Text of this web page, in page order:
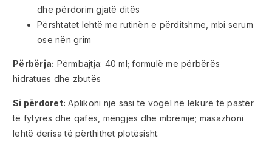
dhe përdorim gjatë ditës
Përshtatet lehtë me rutinën e përditshme, mbi serum
ose nën grim
Përbërja: Përmbajtja: 40 ml; formulë me përbërës
hidratues dhe zbutës
Si përdoret: Aplikoni një sasi të vogël në lëkurë të pastër
të fytyrës dhe qafës, mëngjes dhe mbrëmje; masazhoni
lehtë derisa të përthithet plotësisht.